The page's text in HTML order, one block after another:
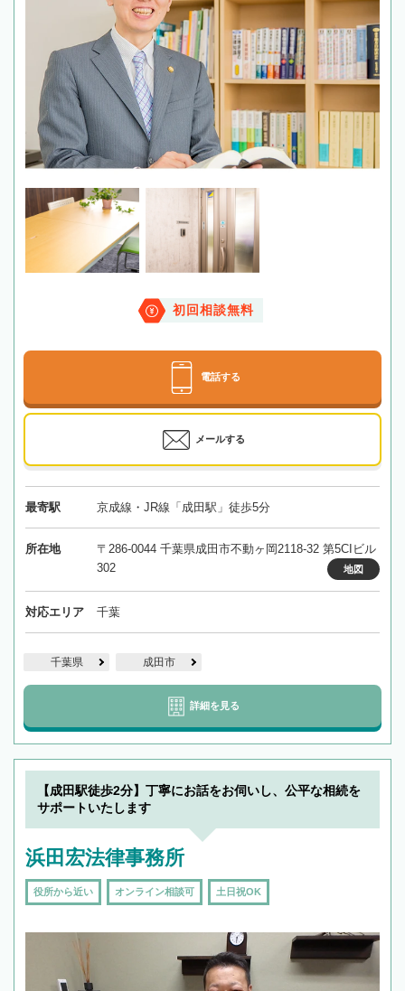
初回相談無料
電話する
メールする
最寄駅 京成線・JR線「成田駅」徒歩5分
所在地
〒286-0044 千葉県成田市不動ヶ岡2118-32 第5CIビル
302
地図
対応エリア 千葉
千葉県 成田市
詳細を見る
【成田駅徒歩2分】丁寧にお話をお伺いし、公平な相続を
サポートいたします
浜田宏法律事務所
役所から近い オンライン相談可 土日祝OK